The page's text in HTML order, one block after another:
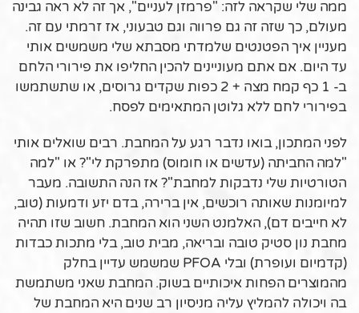
ממה שלי שקראה לזה: "פרמזן לעניים", אך זה לא ראה גבינה
מעולם, כך שזה זה גם פרווה וגם טבעוני, אז זרמתי עם זה.
מעניין איך הפטנטים שלמדתי מסבתא שלי משמשים אותי
עד היום. אם אתם מעוניינים להכין החליפו את פירורי הלחם
ב- 1 כף קמח מצה + 2 כפות שקדים גרוסים, או שתשתמשו
בפירורי לחם ללא גלוטן המתאימים לפסח.
לפני המתכון, בואו נדבר רגע על המחבת. רבים שואלים אותי
"למה החביתה (עדשים או חומוס) מתפרקת לי"? או "למה
הטורטיות שלי נדבקות למחבת"? אז הנה התשובה. מעבר
למיומנות שאותה רוכשים, אין ברירה, בדם יזע ודמעות (טוב,
לא חייבים דם), האלמנט השני הוא המחבת. חשוב שזו תהיה
מחבת נון סטיק טובה ובריאה, מבית טוב, בלי מתכות כבדות
(קדמיום ועופרת) ובלי PFOA שמשמש עדיין בחלק
מהמוצרים הפחות איכותיים בשוק. המחבת שאני משתמשת
בה ויכולה להמליץ עליה מניסיון רב שנים היא המחבת של